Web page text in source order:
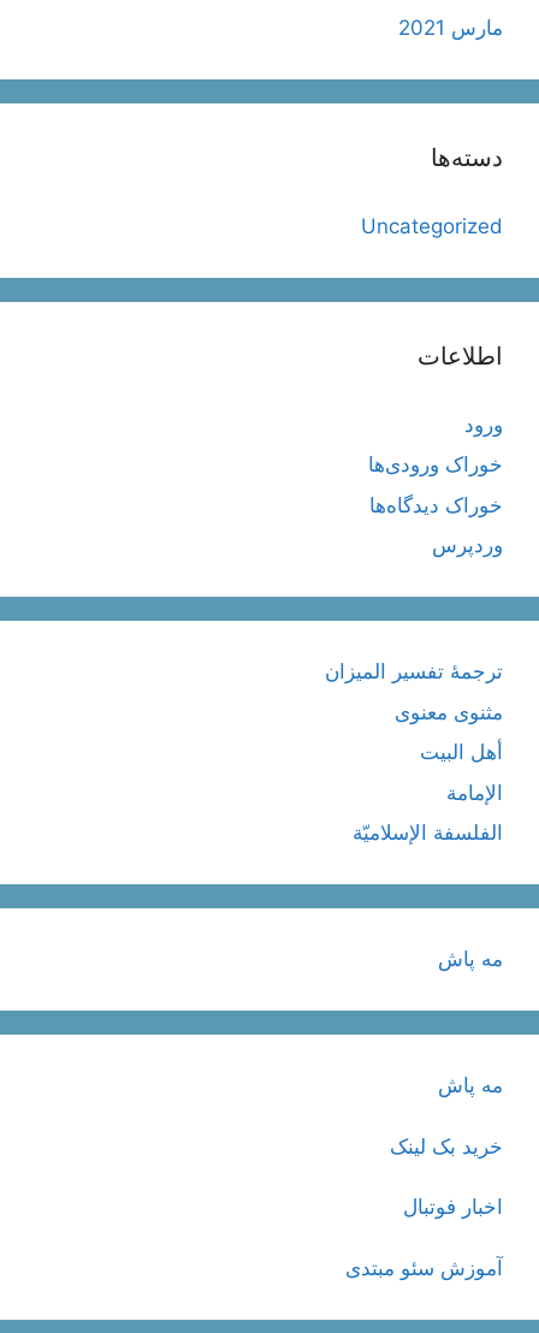
مارس 2021
دسته‌ها
Uncategorized
اطلاعات
ورود
خوراک ورودی‌ها
خوراک دیدگاه‌ها
وردپرس
ترجمۀ تفسیر المیزان
مثنوی معنوی
أهل البيت
الإمامة
الفلسفة الإسلاميّة
مه پاش
مه پاش
خرید بک لینک
اخبار فوتبال
آموزش سئو مبتدی